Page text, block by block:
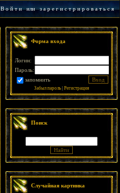
В о й т иилиз а р е г и с т р и р о в а т ь с я
Форма входа
Логин:
Пароль:
запомнить
Забыл пароль Регистрация
Поиск
Случайная картинка